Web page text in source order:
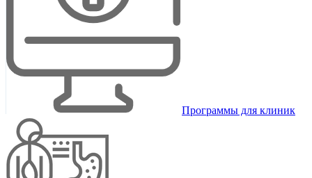
Программы для клиник